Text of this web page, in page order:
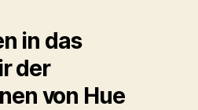
in das
der
von Hue